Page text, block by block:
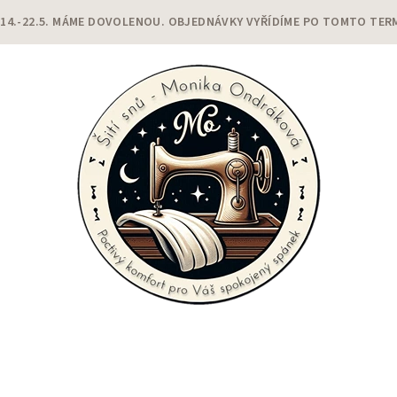
22.5. MÁME DOVOLENOU. OBJEDNÁVKY VYŘÍDÍME PO TOMTO